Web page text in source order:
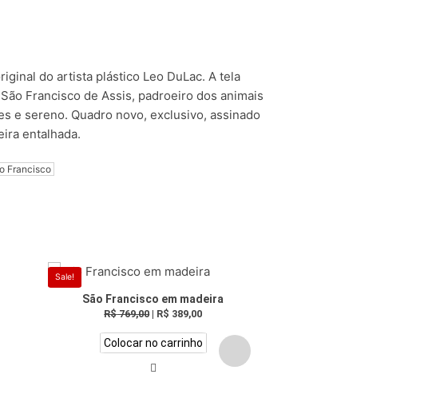
do artista plástico Leo DuLac. A tela
Francisco de Assis, padroeiro dos animais
e sereno. Quadro novo, exclusivo, assinado
entalhada.
Francisco
Sale!
São Francisco em madeira
R$769,00| R$ 389,00
Colocar no carrinho